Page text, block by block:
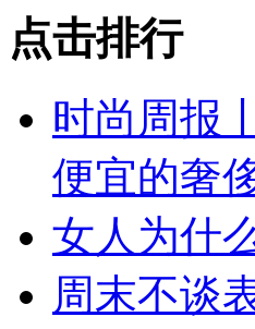
点击排行
时尚周报
便宜的奢
女人为什
周末不谈